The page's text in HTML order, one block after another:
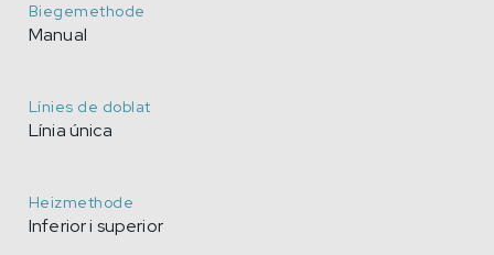
Biegemethode
Manual
Línies de doblat
Línia única
Heizmethode
Inferior i superior